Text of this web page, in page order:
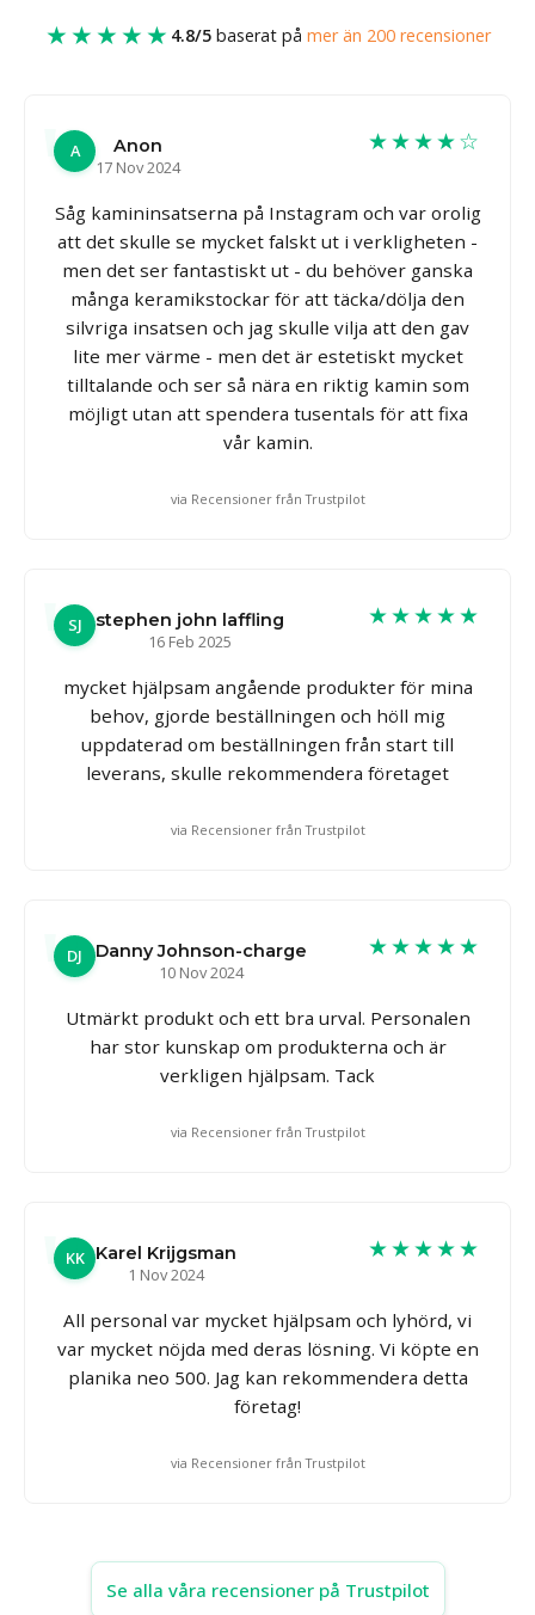
★★★★★ 4.8/5baserat på mer än 200 recensioner
A
Anon
17 Nov 2024
★★★★☆
Såg kamininsatserna på Instagram och var orolig
att det skulle se mycket falskt ut i verkligheten -
men det ser fantastiskt ut - du behöver ganska
många keramikstockar för att täcka/dölja den
silvriga insatsen och jag skulle vilja att den gav
lite mer värme - men det är estetiskt mycket
tilltalande och ser så nära en riktig kamin som
möjligt utan att spendera tusentals för att fixa
vår kamin.
via Recensioner från Trustpilot
SJ
stephen john laffling
16 Feb 2025
★★★★★
mycket hjälpsam angående produkter för mina
behov, gjorde beställningen och höll mig
uppdaterad om beställningen från start till
leverans, skulle rekommendera företaget
via Recensioner från Trustpilot
DJ
Danny Johnson-charge
10 Nov 2024
★★★★★
Utmärkt produkt och ett bra urval. Personalen
har stor kunskap om produkterna och är
verkligen hjälpsam. Tack
via Recensioner från Trustpilot
KK Karel Krijgsman
1 Nov 2024
★★★★★
All personal var mycket hjälpsam och lyhörd, vi
var mycket nöjda med deras lösning. Vi köpte en
planika neo 500. Jag kan rekommendera detta
företag!
via Recensioner från Trustpilot
Se alla våra recensioner på Trustpilot